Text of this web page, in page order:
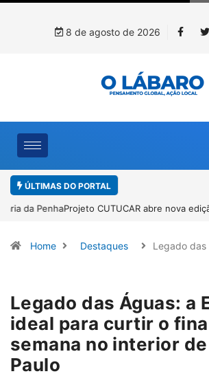
8 de agosto de 2026
ÚLTIMAS DO PORTAL
Projeto CUTUCAR abre nova edição e semeia
Home Destaques Legado
Legado das Águas: a
ideal para curtir o
semana no interior de
Paulo